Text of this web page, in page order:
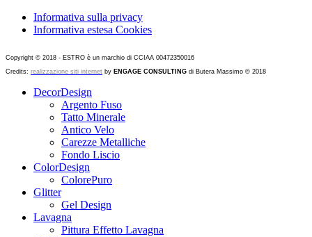
Informativa sulla privacy
Informativa estesa Cookies
Copyright © 2018 - ESTRO è un marchio di CCIAA 00472350016
Credits: realizzazione siti internet by ENGAGE CONSULTING di Butera Massimo © 2018
DecorDesign
Argento Fuso
Tatto Minerale
Antico Velo
Carezze Metalliche
Fondo Liscio
ColorDesign
ColorePuro
Glitter
Gel Design
Lavagna
Pittura Effetto Lavagna